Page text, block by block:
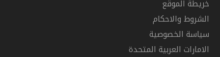
خريطة الموقع
الشروط والاحكام
سياسة الخصوصية
الامارات العربية المتحدة